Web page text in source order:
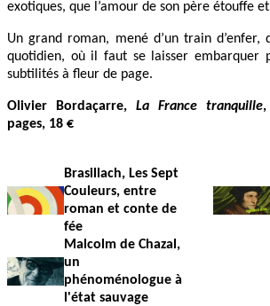
exotiques, que l’amour de son père étouffe
Un grand roman, mené d’un train d’enfer,
quotidien, où il faut se laisser embarquer
subtilités à fleur de page.
Olivier Bordaçarre, La France tranquille,
pages, 18 €
Brasillach, Les Sept
Couleurs, entre
roman et conte de
fée
Malcolm de Chazal,
un
phénoménologue à
l'état sauvage